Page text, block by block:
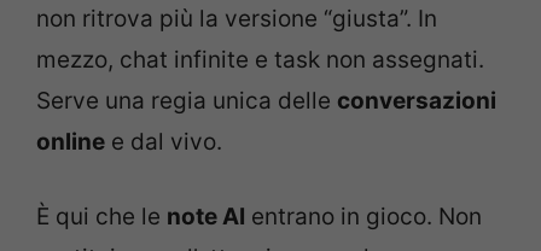
non ritrova più la versione “giusta”. In
mezzo, chat infinite e task non assegnati.
Serve una regia unica delle conversazioni
online e dal vivo.
È qui che le note AI entrano in gioco. Non